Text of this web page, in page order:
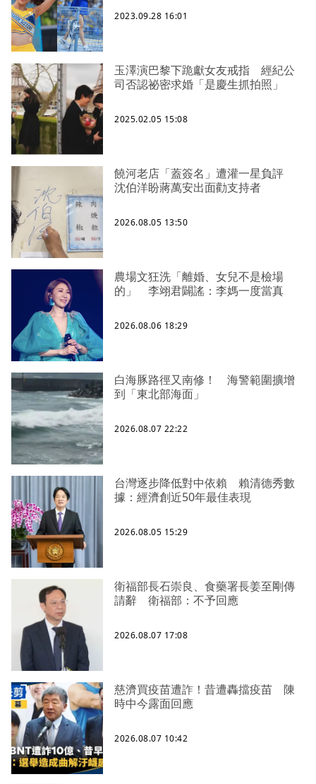
2023.09.28 16:01
玉澤演巴黎下跪獻女友戒指 經紀公
司否認祕密求婚「是慶生抓拍照」
2025.02.05 15:08
饒河老店「蓋簽名」遭灌一星負評
沈伯洋盼蔣萬安出面勸支持者
2026.08.05 13:50
農場文狂洗「離婚、女兒不是檢場
的」 李翊君闢謠：李媽一度當真
2026.08.06 18:29
白海豚路徑又南修！ 海警範圍擴增
到「東北部海面」
2026.08.07 22:22
台灣逐步降低對中依賴 賴清德秀數
據：經濟創近50年最佳表現
2026.08.05 15:29
衛福部長石崇良、食藥署長姜至剛傳
請辭 衛福部：不予回應
2026.08.07 17:08
慈濟買疫苗遭詐！昔遭轟擋疫苗 陳
時中今露面回應
2026.08.07 10:42